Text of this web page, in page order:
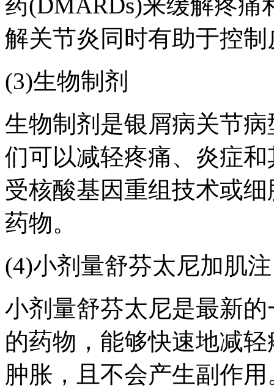
解关节炎同时有助于控
(3)生物制剂
生物制剂是银屑病关节
们可以减轻疼痛、炎症
受核酸基因重组技术或
药物。
(4)小剂量舒芬太尼加肌注
小剂量舒芬太尼是最新
的药物，能够快速地减
肿胀，且不会产生副作用